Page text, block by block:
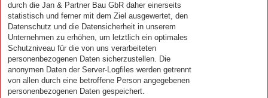
durch die Jan & Partner Bau GbR daher einerseits
statistisch und ferner mit dem Ziel ausgewertet, den
Datenschutz und die Datensicherheit in unserem
Unternehmen zu erhöhen, um letztlich ein optimales
Schutzniveau für die von uns verarbeiteten
personenbezogenen Daten sicherzustellen. Die
anonymen Daten der Server-Logfiles werden getrennt
von allen durch eine betroffene Person angegebenen
personenbezogenen Daten gespeichert.